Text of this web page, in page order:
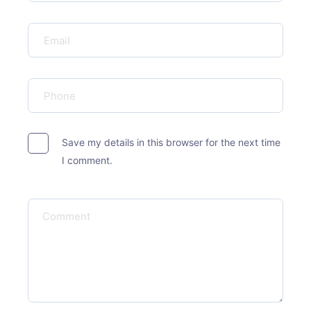
Save my details in this browser for the next time
I comment.